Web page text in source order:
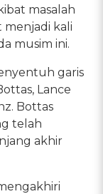
masalah
menjadi kali
musim ini.
garis
Lance
Bottas
telah
akhir